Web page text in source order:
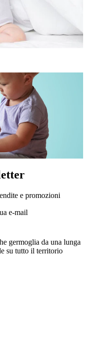
e promozioni
e-mail
germoglia da una lunga
su tutto il territorio